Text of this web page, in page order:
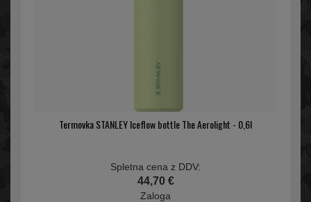
Termovka STANLEY Iceflow bottle The Aerolight - 0,6l
Spletna cena z DDV:
44,70 €
Zaloga